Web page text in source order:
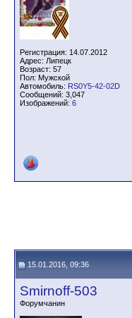
Регистрация: 14.07.2012
Адрес: Липецк
Возраст: 57
Пол: Мужской
Автомобиль: RS0Y5-42-02D
Сообщений: 3,047
Изображений: 6
15.01.2016, 09:36
Smirnoff-503
Форумчанин